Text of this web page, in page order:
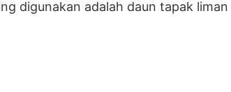
digunakan adalah daun tapak